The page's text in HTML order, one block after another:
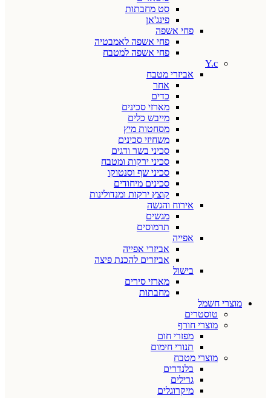
סט מחבתות
פינג'אן
פחי אשפה
פחי אשפה לאמבטיה
פחי אשפה למטבח
Y.c
אביזרי מטבח
אחר
כדים
מארזי סכינים
מייבש כלים
מסחטות מיץ
משחיזי סכינים
סכיני בשר ודגים
סכיני ירקות ומטבח
סכיני שף וסנטוקו
סכינים מיחודים
קוצץ ירקות ומנדולינות
אירוח והגשה
מגשים
תרמוסים
אפייה
אביזרי אפייה
אביזרים להכנת פיצה
בישול
מארזי סירים
מחבתות
מוצרי חשמל
טוסטרים
מוצרי חורף
מפזרי חום
תנורי חימום
מוצרי מטבח
בלנדרים
גרילים
מיקרוגלים